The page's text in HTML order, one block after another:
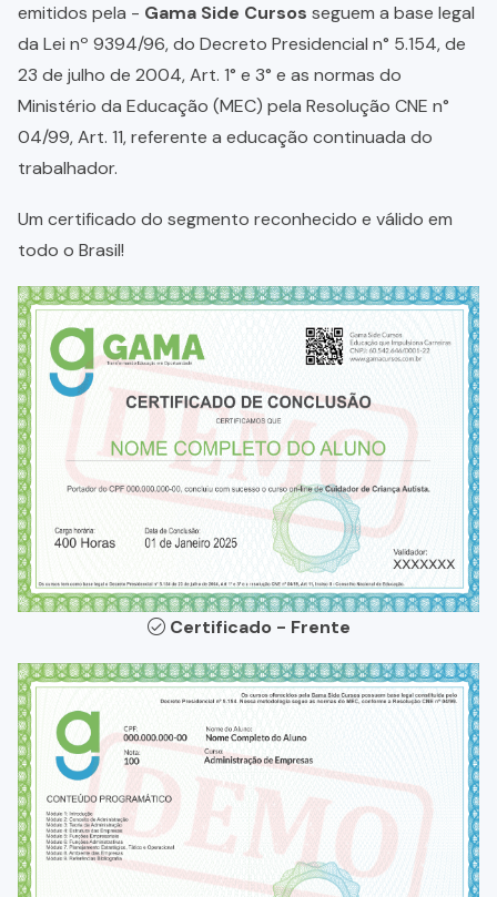
emitidos pela - Gama Side Cursos seguem a base legal
da Lei nº 9394/96, do Decreto Presidencial n° 5.154, de
23 de julho de 2004, Art. 1° e 3° e as normas do
Ministério da Educação (MEC) pela Resolução CNE n°
04/99, Art. 11, referente a educação continuada do
trabalhador.
Um certificado do segmento reconhecido e válido em
todo o Brasil!
Certificado - Frente